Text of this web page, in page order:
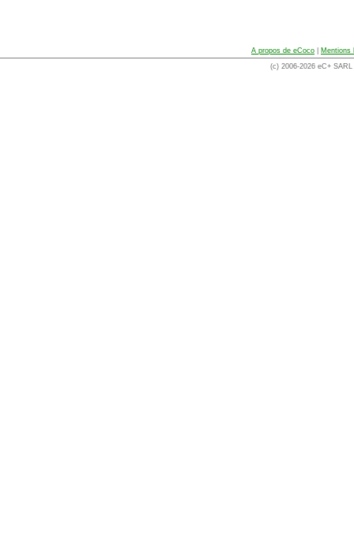
A propos de eCoco
Mentions
(c) 2006-2026 eC+